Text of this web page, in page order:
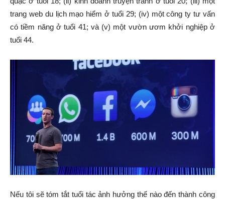
trang web du lịch mạo hiểm ở tuổi 29; (iv) một công ty tư vấn
có tiềm năng ở tuổi 41; và (v) một vườn ươm khởi nghiệp ở
tuổi 44.
Nếu tôi sẽ tóm tắt tuổi tác ảnh hưởng thế nào đến thành công